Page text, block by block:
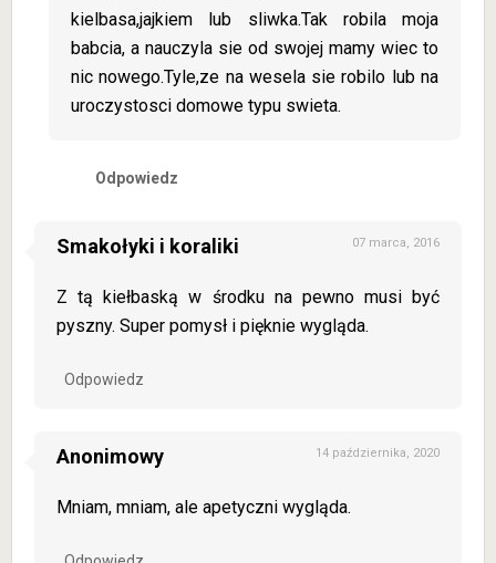
kielbasa,jajkiem lub sliwka.Tak robila moja
babcia, a nauczyla sie od swojej mamy wiec to
nic nowego.Tyle,ze na wesela sie robilo lub na
uroczystosci domowe typu swieta.
Odpowiedz
Smakołyki i koraliki 07 marca, 2016
Z tą kiełbaską w środku na pewno musi być
pyszny. Super pomysł i pięknie wygląda.
Odpowiedz
Anonimowy 14 października, 2020
Mniam, mniam, ale apetyczni wygląda.